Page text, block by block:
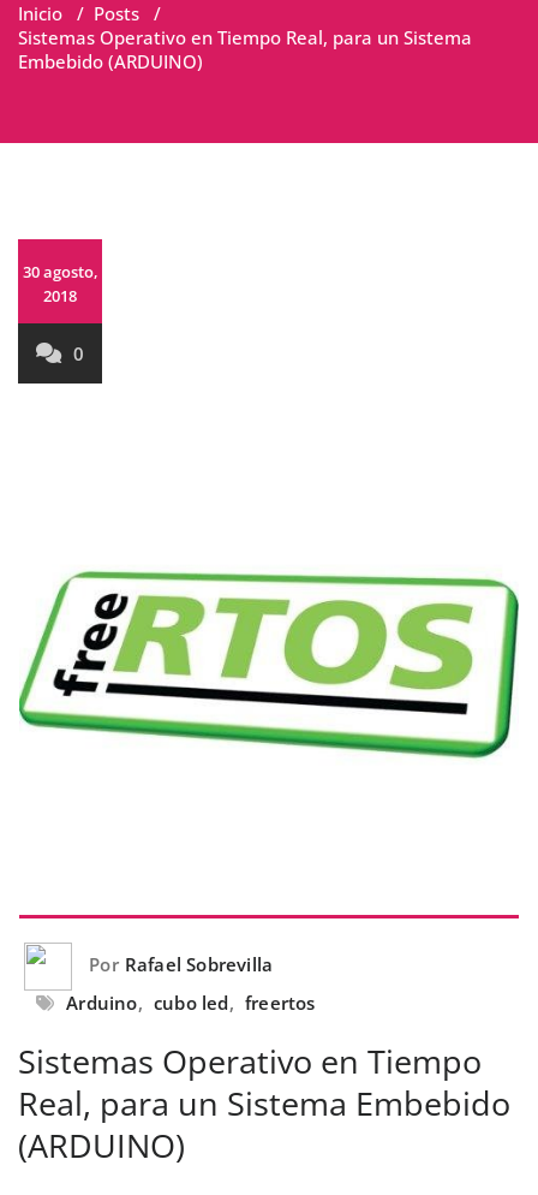
Inicio / Posts /
Sistemas Operativo en Tiempo Real, para un Sistema
Embebido (ARDUINO)
30 agosto,
2018
0
Por Rafael Sobrevilla
Arduino, cubo led, freertos
Sistemas Operativo en Tiempo
Real, para un Sistema Embebido
(ARDUINO)